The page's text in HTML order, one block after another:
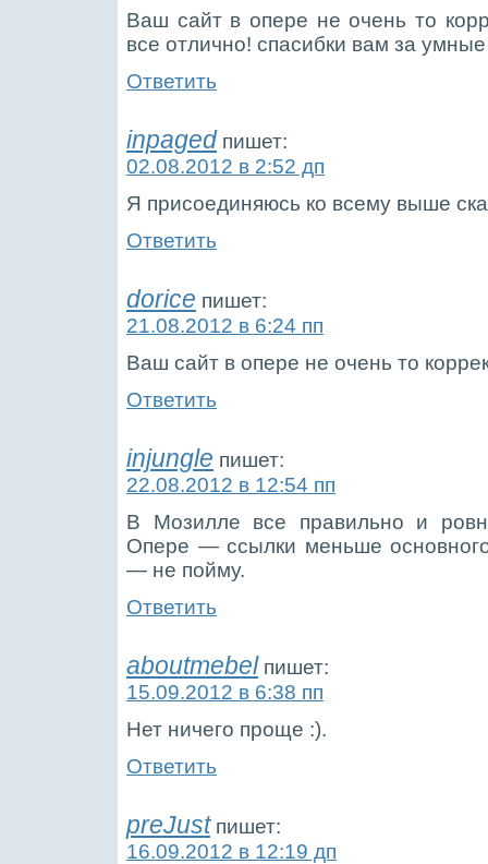
Ваш сайт в опере не очень то
все отлично! спасибки вам за
Ответить
inpaged пишет:
02.08.2012 в 2:52 дп
Я присоединяюсь ко всему выше
Ответить
dorice пишет:
21.08.2012 в 6:24 пп
Ваш сайт в опере не очень то
Ответить
injungle пишет:
22.08.2012 в 12:54 пп
В Мозилле все правильно и
Опере — ссылки меньше
— не пойму.
Ответить
aboutmebel пишет:
15.09.2012 в 6:38 пп
Нет ничего проще :).
Ответить
preJust пишет:
16.09.2012 в 12:19 дп